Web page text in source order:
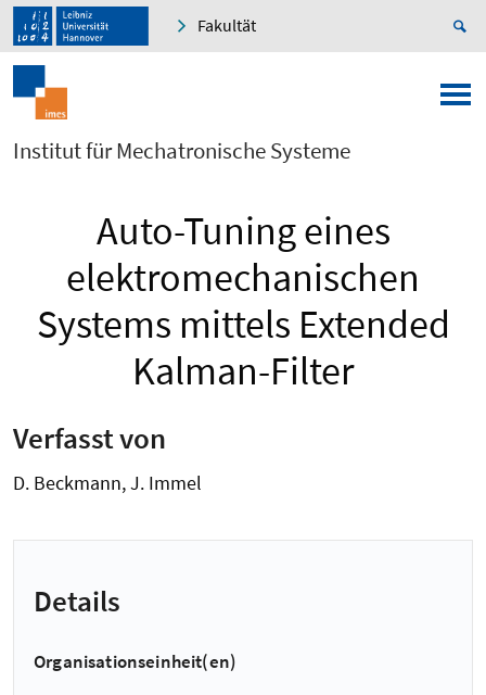
Fakultät
Institut für Mechatronische Systeme
Auto-Tuning eines
elektromechanischen
Systems mittels Extended
Kalman-Filter
Verfasst von
D. Beckmann, J. Immel
Details
Organisationseinheit(en)